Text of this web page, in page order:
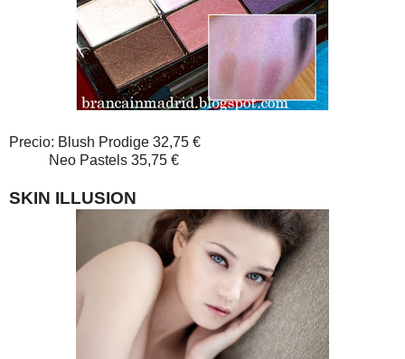
Precio: Blush Prodige 32,75 €
Neo Pastels 35,75 €
SKIN ILLUSION